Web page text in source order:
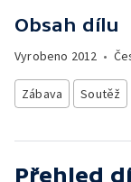
Obsah dílu
Vyrobeno 2012 •
Zábava Soutěž
Přehled